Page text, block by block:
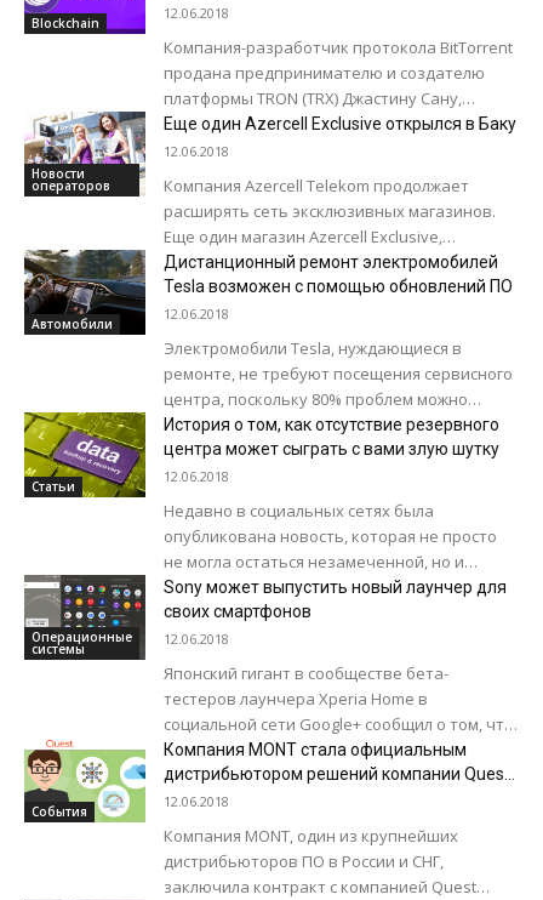
Blockchain
12.06.2018
Компания-разработчик протокола BitTorrent
продана предпринимателю и создателю
платформы TRON (TRX) Джастину Сану,
сообщает Variety. Сделка была закрыта на
прошлой неделе, о чем руководство
Новости
операторов
Еще один Azercell Exclusive открылся в Баку
12.06.2018
Компания Azercell Telekom продолжает
расширять сеть эксклюзивных магазинов.
Еще один магазин Azercell Exclusive,
оформленный в соответствии с новой
концепцией, начал функционировать в Баку
по...
Автомобили
Дистанционный ремонт электромобилей
Tesla возможен с помощью обновлений ПО
12.06.2018
Электромобили Tesla, нуждающиеся в
ремонте, не требуют посещения сервисного
центра, поскольку 80% проблем можно
устранить дистанционно с помощью
обновления программного обеспечения.
Несмотря на то, что...
Статьи
История о том, как отсутствие резервного
центра может сыграть с вами злую шутку
12.06.2018
Недавно в социальных сетях была
опубликована новость, которая не просто
не могла остаться незамеченной, но и
должна была послужить ярким примером
того, как в...
Операционные
системы
Sony может выпустить новый лаунчер для
своих смартфонов
12.06.2018
Японский гигант в сообществе бета-
тестеров лаунчера Xperia Home в
социальной сети Google+ сообщил о том, что
текущая версия ПО переходит в стадию
поддержки. Это означает,...
События
Компания MONT стала официальным
дистрибьютором решений компании Quest
Software в Азербайджане
12.06.2018
Компания MONT, один из крупнейших
дистрибьюторов ПО в России и СНГ,
заключила контракт с компанией Quest